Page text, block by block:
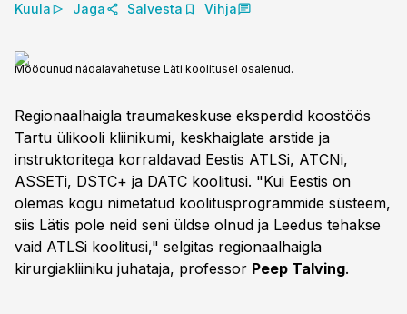
Kuula Jaga Salvesta Vihja
Möödunud nädalavahetuse Läti koolitusel osalenud.
Regionaalhaigla traumakeskuse eksperdid koostöös
Tartu ülikooli kliinikumi, keskhaiglate arstide ja
instruktoritega korraldavad Eestis ATLSi, ATCNi,
ASSETi, DSTC+ ja DATC koolitusi. "Kui Eestis on
olemas kogu nimetatud koolitusprogrammide süsteem,
siis Lätis pole neid seni üldse olnud ja Leedus tehakse
vaid ATLSi koolitusi," selgitas regionaalhaigla
kirurgiakliiniku juhataja, professor Peep Talving.